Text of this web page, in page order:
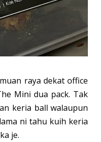
raya dekat office
Mini dua pack. Tak
keria ball walaupun
ni tahu kuih keria
je.